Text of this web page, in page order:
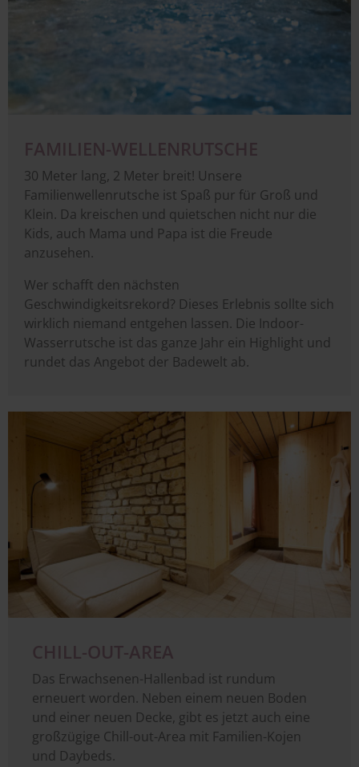
FAMILIEN-WELLENRUTSCHE
30 Meter lang, 2 Meter breit! Unsere
Familienwellenrutsche ist Spaß pur für Groß und
Klein. Da kreischen und quietschen nicht nur die
Kids, auch Mama und Papa ist die Freude
anzusehen.
Wer schafft den nächsten
Geschwindigkeitsrekord? Dieses Erlebnis sollte sich
wirklich niemand entgehen lassen. Die Indoor-
Wasserrutsche ist das ganze Jahr ein Highlight und
rundet das Angebot der Badewelt ab.
CHILL-OUT-AREA
Das Erwachsenen-Hallenbad ist rundum
erneuert worden. Neben einem neuen Boden
und einer neuen Decke, gibt es jetzt auch eine
großzügige Chill-out-Area mit Familien-Kojen
und Daybeds.